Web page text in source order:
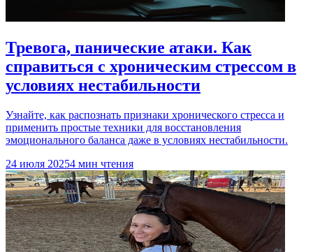
Тревога, панические атаки. Как
справиться с хроническим стрессом в
условиях нестабильности
Узнайте, как распознать признаки хронического стресса и
применить простые техники для восстановления
эмоционального баланса даже в условиях нестабильности.
24 июля 20254 мин чтения